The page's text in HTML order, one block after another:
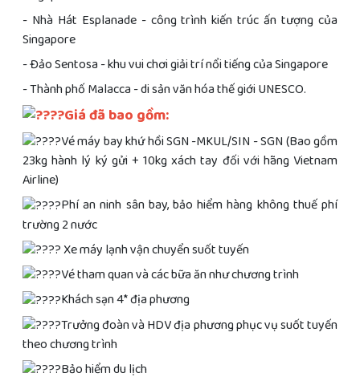
- Nhà Hát Esplanade - công trình kiến trúc ấn tượng của
Singapore
- Đảo Sentosa - khu vui chơi giải trí nổi tiếng của Singapore
- Thành phố Malacca - di sản văn hóa thế giới UNESCO.
Giá đã bao gồm:
Vé máy bay khứ hồi SGN -MKUL/SIN - SGN (Bao gồm
23kg hành lý ký gửi + 10kg xách tay đối với hãng Vietnam
Airline)
Phí an ninh sân bay, bảo hiểm hàng không thuế phí
trường 2 nước
Xe máy lạnh vận chuyển suốt tuyến
Vé tham quan và các bữa ăn như chương trình
Khách sạn 4* địa phương
Trưởng đoàn và HDV địa phương phục vụ suốt tuyến
theo chương trình
Bảo hiểm du lịch